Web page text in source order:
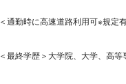
＜通勤時に高速道路利用可※規定
＜最終学歴＞大学院、大学、高等